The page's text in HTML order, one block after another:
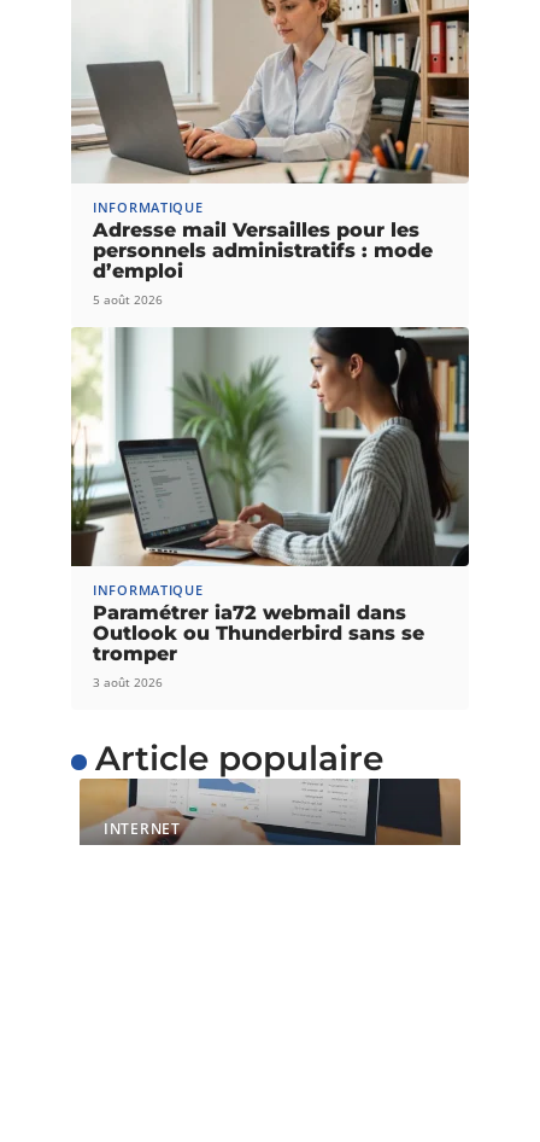
INFORMATIQUE
Adresse mail Versailles pour les
personnels administratifs : mode
d’emploi
5 août 2026
INFORMATIQUE
Paramétrer ia72 webmail dans
Outlook ou Thunderbird sans se
tromper
3 août 2026
Article populaire
INTERNET